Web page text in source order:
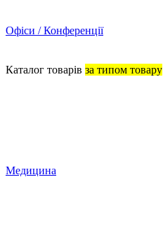
Офіси / Конференції
Медицина
Каталог товарів за типом товару